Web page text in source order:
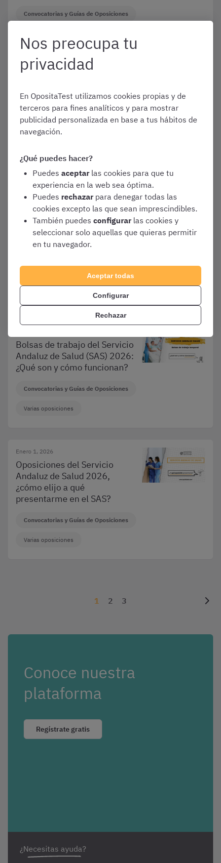
Convocatorias y Guías de Oposiciones
Andaluz de Salud) Turno Libre
Lista de personas admitidas
de Administrativo del SAS
2026
Administrativo del SAS (Servicio
Andaluz de Salud) Turno Libre
Enero 1, 2026
¿Cuánto cobra un
Administrativo? [Sueldo
2026]
Varias oposiciones
Bolsas de trabajo del Servicio
Andaluz de Salud (SAS) 2026:
¿Qué son y cómo funcionan?
Convocatorias y Guías de Oposiciones
Varias oposiciones
Enero 1, 2026
Oposiciones del Servicio
Andaluz de Salud 2026,
¿cómo elijo a qué
presentarme en el SAS?
Convocatorias y Guías de Oposiciones
Varias oposiciones
1 2 3
Conoce nuestra
plataforma
Regístrate gratis
¿Necesitas ayuda?
Nos preocupa tu
privacidad
En OpositaTest utilizamos cookies propias y de
terceros para fines analíticos y para mostrar
publicidad personalizada en base a tus hábitos de
navegación.
¿Qué puedes hacer?
Puedes aceptar las cookies para que tu
experiencia en la web sea óptima.
Puedes rechazar para denegar todas las
cookies excepto las que sean imprescindibles.
También puedes configurar las cookies y
seleccionar solo aquellas que quieras permitir
en tu navegador.
Aceptar todas
Configurar
Rechazar